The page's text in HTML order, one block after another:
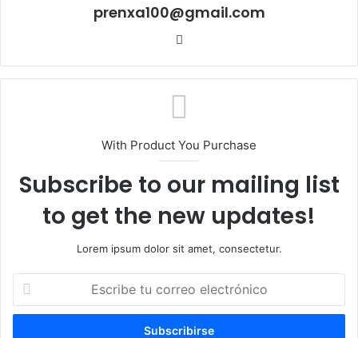
prenxa100@gmail.com
With Product You Purchase
Subscribe to our mailing list
to get the new updates!
Lorem ipsum dolor sit amet, consectetur.
correo